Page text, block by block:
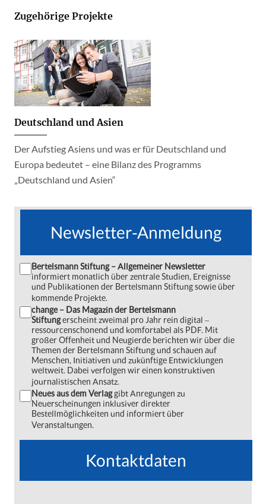
Zugehörige Projekte
Deutschland und Asien
Der Aufstieg Asiens und was er für Deutschland und
Europa bedeutet – eine Bilanz des Programms
„Deutschland und Asien“
Newsletter-Anmeldung
Bertelsmann Stiftung – Allgemeiner Newsletter
informiert monatlich über zentrale Studien, Ereignisse
und Publikationen der Bertelsmann Stiftung sowie über
kommende Projekte.
change – Das Magazin der Bertelsmann
Stiftungerscheint zweimal pro Jahr rein digital ‒
ressourcenschonend und komfortabel als PDF. Mit
großer Offenheit und Neugierde berichten wir über die
Themen der Bertelsmann Stiftung und schauen auf
Menschen, Initiativen und zukünftige Entwicklungen
weltweit. Dabei verfolgen wir einen konstruktiven
journalistischen Ansatz.
Neues aus dem Verlaggibt Anregungen zu
Neuerscheinungen inklusiver direkter
Bestellmöglichkeiten und informiert über
Veranstaltungen.
Kontaktdaten